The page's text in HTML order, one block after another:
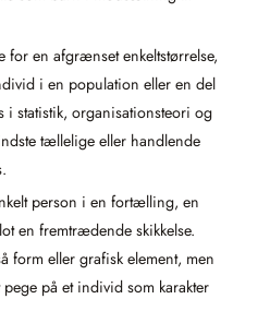
for en afgrænset enkeltstørrelse,
i en population eller en del
i statistik, organisationsteori og
tællelige eller handlende
person i en fortælling, en
en fremtrædende skikkelse.
form eller grafisk element, men
på et individ som karakter